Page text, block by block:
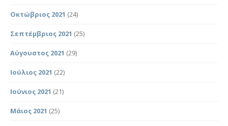
Οκτώβριος 2021 (24)
Σεπτέμβριος 2021 (25)
Αύγουστος 2021 (29)
Ιούλιος 2021 (22)
Ιούνιος 2021 (21)
Μάιος 2021 (25)